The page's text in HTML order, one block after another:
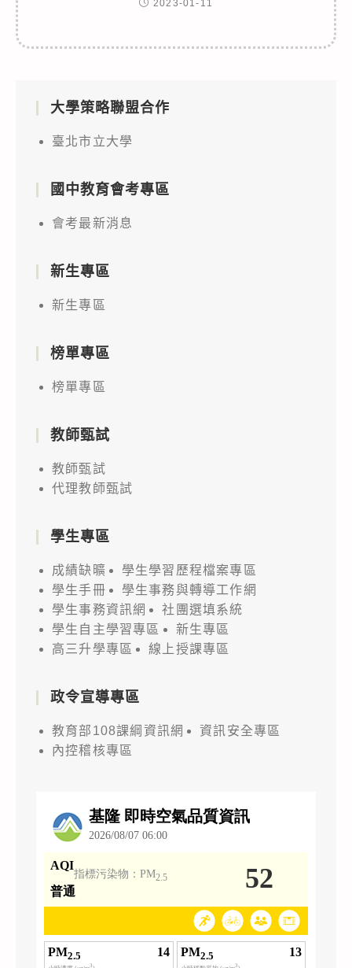
2023-01-11
大學策略聯盟合作
臺北市立大學
國中教育會考專區
會考最新消息
新生專區
新生專區
榜單專區
榜單專區
教師甄試
教師甄試
代理教師甄試
學生專區
成績缺曠
學生學習歷程檔案專區
學生手冊
學生事務與轉導工作網
學生事務資訊網
社團選填系統
學生自主學習專區
新生專區
高三升學專區
線上授課專區
政令宣導專區
教育部108課綱資訊網
資訊安全專區
內控稽核專區